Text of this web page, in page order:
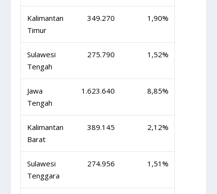
Kalimantan
Timur
349.270 1,90%
Sulawesi
Tengah
275.790 1,52%
Jawa
Tengah
1.623.640 8,85%
Kalimantan
Barat
389.145 2,12%
Sulawesi
Tenggara
274.956 1,51%